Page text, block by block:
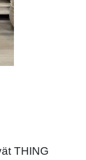
THING